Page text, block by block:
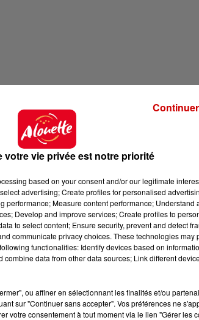
votre vie privée est notre priorité
based on your consent and/or our legitimate
advertising; Create profiles for personalised
performance; Measure content performance; Understand
Develop and improve services; Create profiles to
to select content; Ensure security, prevent and detect
communicate privacy choices. These technologies may
functionalities: Identify devices based on
data from other data sources; Link different
ou affiner en sélectionnant les finalités et/ou
sur "Continuer sans accepter". Vos préférences ne
votre consentement à tout moment via le lien "Gérer les